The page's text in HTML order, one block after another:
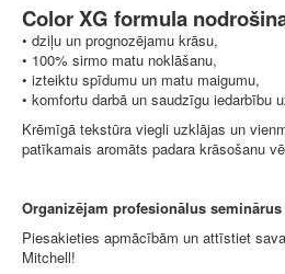
Color XG formula
• dziļu un prognozējamu krāsu,
• 100% sirmo matu noklāšanu,
• izteiktu spīdumu un matu maigumu,
• komfortu darbā un saudzīgu iedarbību
Krēmīgā tekstūra viegli uzklājas un
patīkamais aromāts padara krāsošanu
Organizējam profesionālus
Piesakieties apmācībām un attīstiet
Mitchell!